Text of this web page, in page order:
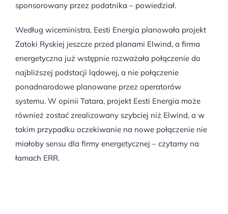
sponsorowany przez podatnika – powiedział.
Według wiceministra, Eesti Energia planowała projekt
Zatoki Ryskiej jeszcze przed planami Elwind, a firma
energetyczna już wstępnie rozważała połączenie do
najbliższej podstacji lądowej, a nie połączenie
ponadnarodowe planowane przez operatorów
systemu. W opinii Tatara, projekt Eesti Energia może
również zostać zrealizowany szybciej niż Elwind, a w
takim przypadku oczekiwanie na nowe połączenie nie
miałoby sensu dla firmy energetycznej – czytamy na
łamach ERR.